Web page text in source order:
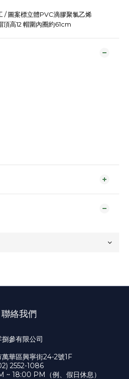
/ 圖案標立體PVC滴膠聚氯乙烯
高12 帽圍內圈約61cm
聯絡我們
捌參有限公司
華區興寧街24-2號1F
2552-1086
~ 18:00 PM（例、假日休息）